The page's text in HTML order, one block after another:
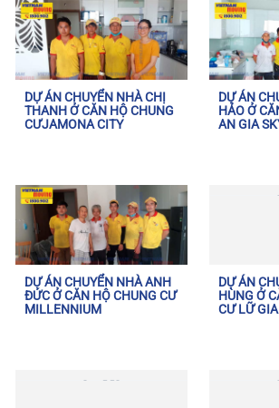
DỰ ÁN CHUYỂN NHÀ CHỊ
THANH Ở CĂN HỘ CHUNG
CƯJAMONA CITY
DỰ ÁN
HẢO Ở
AN GIA
DỰ ÁN CHUYỂN NHÀ ANH
ĐỨC Ở CĂN HỘ CHUNG CƯ
MILLENNIUM
DỰ ÁN
HÙNG Ở
CƯ LỮ